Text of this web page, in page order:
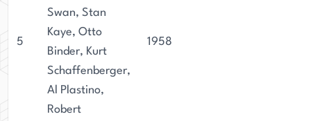
5
Swan, Stan
Kaye, Otto
Binder, Kurt
Schaffenberger,
Al Plastino,
Robert
1958